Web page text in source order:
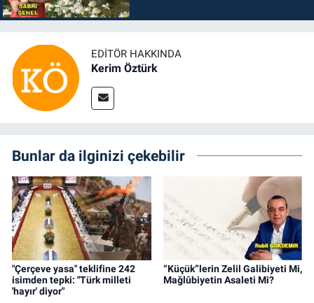
EDITÖR HAKKINDA
Kerim Öztürk
Bunlar da ilginizi çekebilir
"Çerçeve yasa" teklifine 242
isimden tepki: "Türk milleti
'hayır' diyor"
“Küçük”lerin Zelil Galibiyeti Mi,
Mağlûbiyetin Asaleti Mi?